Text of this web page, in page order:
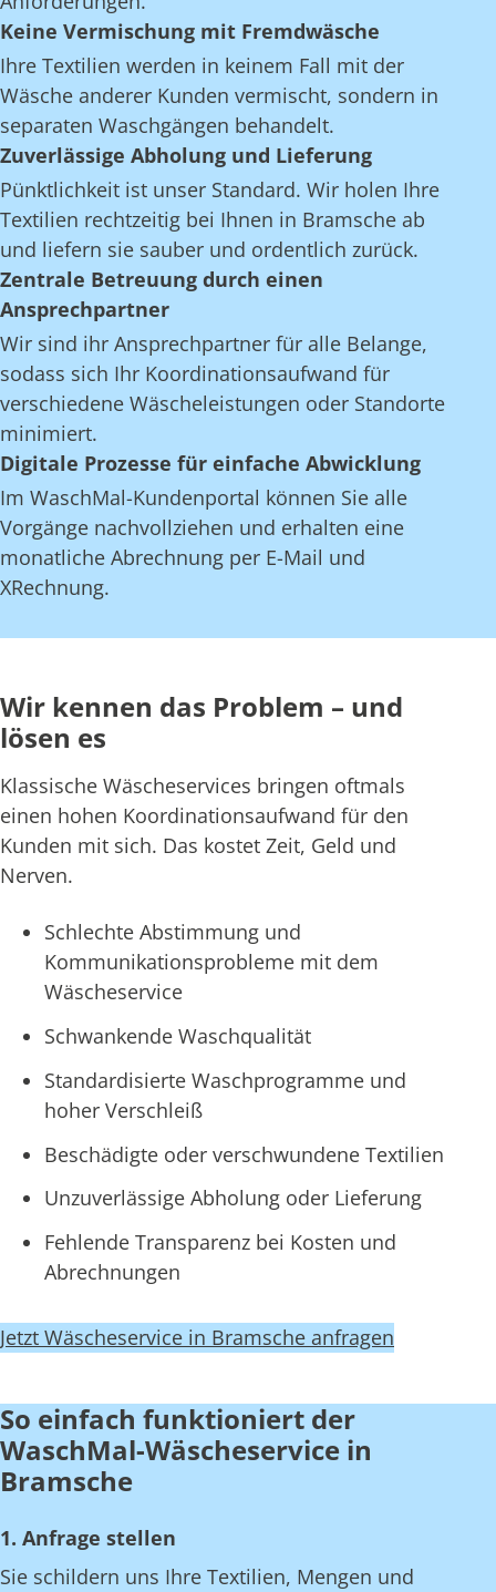
Keine Vermischung mit Fremdwäsche
Ihre Textilien werden in keinem Fall mit der
Wäsche anderer Kunden vermischt, sondern in
separaten Waschgängen behandelt.
Zuverlässige Abholung und Lieferung
Pünktlichkeit ist unser Standard. Wir holen Ihre
Textilien rechtzeitig bei Ihnen in Bramsche ab
und liefern sie sauber und ordentlich zurück.
Zentrale Betreuung durch einen
Ansprechpartner
Wir sind ihr Ansprechpartner für alle Belange,
sodass sich Ihr Koordinationsaufwand für
verschiedene Wäscheleistungen oder Standorte
minimiert.
Digitale Prozesse für einfache Abwicklung
Im WaschMal-Kundenportal können Sie alle
Vorgänge nachvollziehen und erhalten eine
monatliche Abrechnung per E-Mail und
XRechnung.
Wir kennen das Problem – und
lösen es
Klassische Wäscheservices bringen oftmals
einen hohen Koordinationsaufwand für den
Kunden mit sich. Das kostet Zeit, Geld und
Nerven.
Schlechte Abstimmung und
Kommunikationsprobleme mit dem
Wäscheservice
Schwankende Waschqualität
Standardisierte Waschprogramme und
hoher Verschleiß
Beschädigte oder verschwundene Textilien
Unzuverlässige Abholung oder Lieferung
Fehlende Transparenz bei Kosten und
Abrechnungen
Jetzt Wäscheservice in Bramsche anfragen
So einfach funktioniert der
WaschMal-Wäscheservice in
Bramsche
1. Anfrage stellen
Sie schildern uns Ihre Textilien, Mengen und